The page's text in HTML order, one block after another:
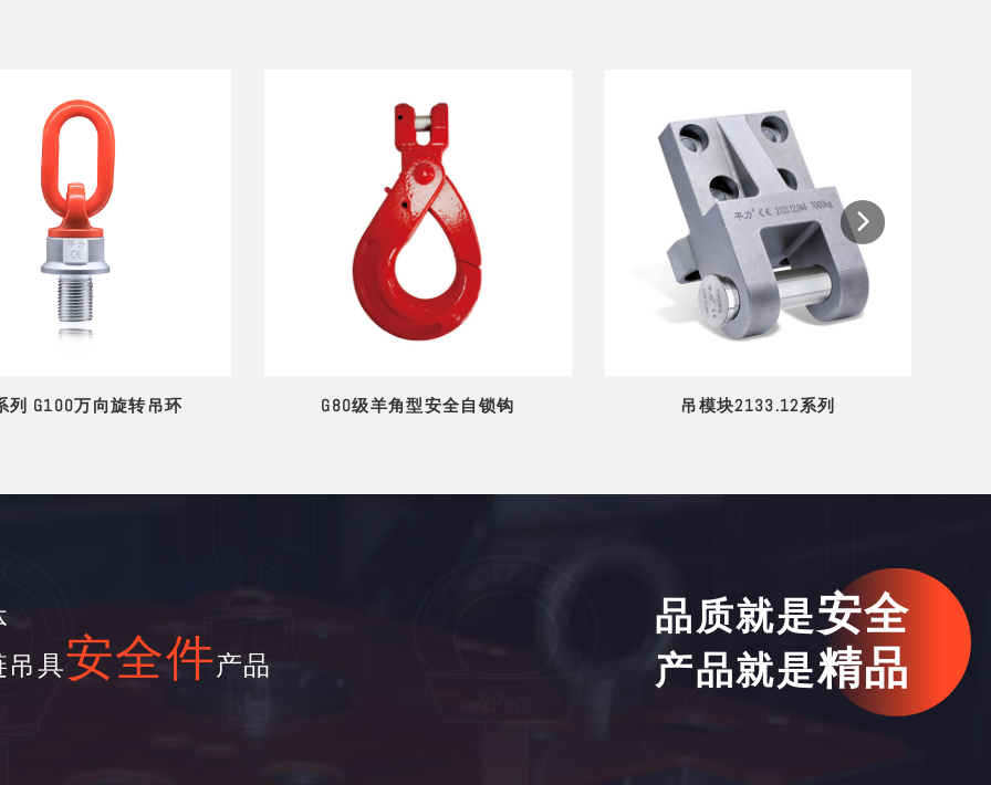
列 G100万向旋转吊环 G80级羊角型安全自锁钩 吊模块2133.12系列
吊具安全件产品
品质就是安全
产品就是精品